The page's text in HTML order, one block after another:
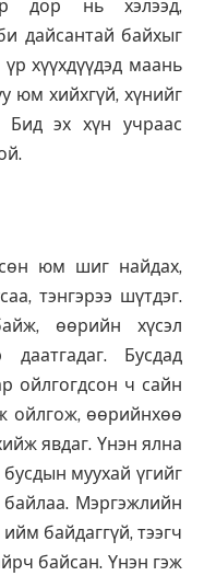
дор нь хэлээд,
дайсантай байхыг
хүүхдүүдэд маань
юм хийхгүй, хүнийг
Бид эх хүн учраас
юм шиг найдах,
тэнгэрээ шүтдэг.
өөрийн хүсэл
даатгадаг. Бусдад
ойлгогдсон ч сайн
ойлгож, өөрийнхөө
явдаг. Үнэн ялна
муухай үгийг
байлаа. Мэргэжлийн
байдаггүй, тээгч
байсан. Үнэн гэж